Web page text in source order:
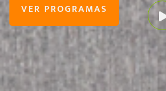
VER PROGRAMAS